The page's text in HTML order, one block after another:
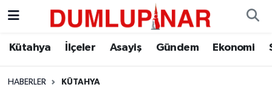
Kütahya İlçeler Asayiş Gündem Ekonomi
HABERLER KÜTAHYA
Asayiş
Diğer
Kütahya Hava Durumu
Kütahya Trafik Yoğunluk Haritası